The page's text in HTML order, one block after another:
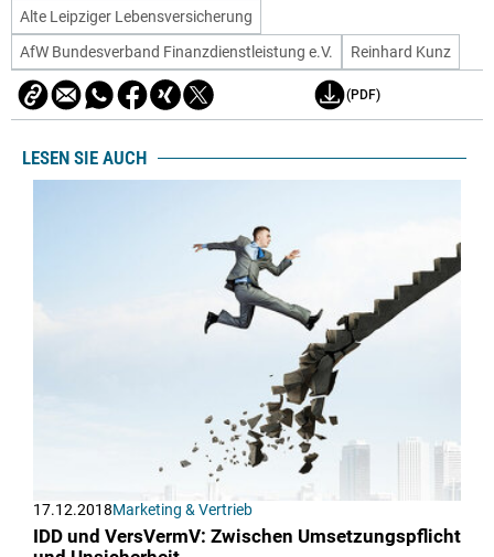
Alte Leipziger Lebensversicherung
AfW Bundesverband Finanzdienstleistung e.V.
Reinhard Kunz
(PDF)
LESEN SIE AUCH
17.12.2018Marketing & Vertrieb
IDD und VersVermV: Zwischen Umsetzungspflicht